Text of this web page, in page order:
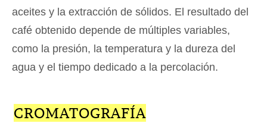
aceites y la extracción de sólidos. El resultado del
café obtenido depende de múltiples variables,
como la presión, la temperatura y la dureza del
agua y el tiempo dedicado a la percolación.
CROMATOGRAFÍA